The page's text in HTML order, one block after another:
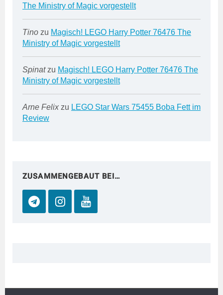
The Ministry of Magic vorgestellt
Tino zu Magisch! LEGO Harry Potter 76476 The
Ministry of Magic vorgestellt
Spinatzu Magisch! LEGO Harry Potter 76476 The
Ministry of Magic vorgestellt
Arne Felix zu LEGO Star Wars 75455 Boba Fett im
Review
ZUSAMMENGEBAUT BEI…